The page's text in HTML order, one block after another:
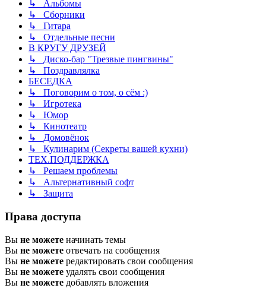
↳ Альбомы
↳ Сборники
↳ Гитара
↳ Отдельные песни
В КРУГУ ДРУЗЕЙ
↳ Диско-бар "Трезвые пингвины"
↳ Поздравлялка
БЕСЕДКА
↳ Поговорим о том, о сём :)
↳ Игротека
↳ Юмор
↳ Кинотеатр
↳ Домовёнок
↳ Кулинарим (Секреты вашей кухни)
ТЕХ.ПОДДЕРЖКА
↳ Решаем проблемы
↳ Альтернативный софт
↳ Защита
Права доступа
Вы не можете начинать темы
Вы не можете отвечать на сообщения
Вы не можете редактировать свои сообщения
Вы не можете удалять свои сообщения
Вы не можете добавлять вложения